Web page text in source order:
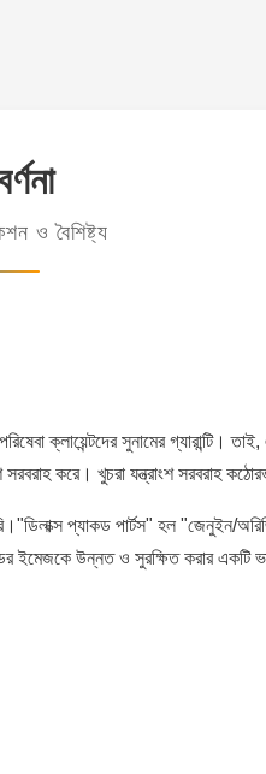
ও বৈশিষ্ট্য
ক্লায়েন্টদের সুনামের
করে। খুচরা যন্ত্রাংশ সরবরাহ
প্যাকড পার্টস" হল "জেনুইন/
ইমেজকে উন্নত ও সুরক্ষিত করার